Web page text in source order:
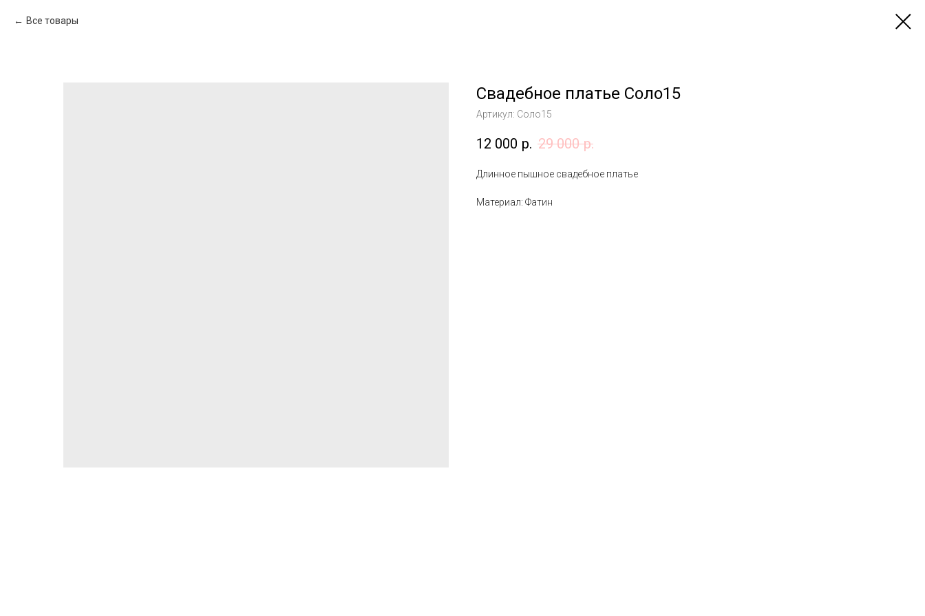
Все товары
Свадебное платье Соло15
Артикул: Соло15
12 000 р. 29 000 р.
Длинное пышное свадебное платье
Материал: Фатин